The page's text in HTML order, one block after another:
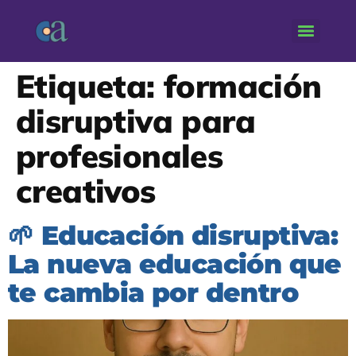
Etiqueta: formación
disruptiva para
profesionales
creativos
🌱 Educación disruptiva:
La nueva educación que
te cambia por dentro